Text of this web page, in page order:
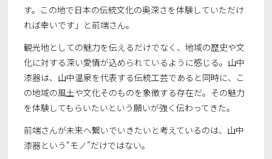
す。この地で日本の伝統文化の奥深さを体験していただけ
れば幸いです」と前端さん。
観光地としての魅力を伝えるだけでなく、地域の歴史や文
化に対する深い愛情が込められているように感じる。山中
漆器は、山中温泉を代表する伝統工芸であると同時に、こ
の地域の風土や文化そのものを象徴する存在だ。その魅力
を体験してもらいたいという願いが強く伝わってきた。
前端さんが未来へ繋いでいきたいと考えているのは、山中
漆器という“モノ”だけではない。